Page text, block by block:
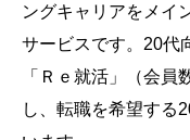
ングキャリアをメイ
サービスです。 20代
「Ｒｅ就活」（会員
し、転職を希望する